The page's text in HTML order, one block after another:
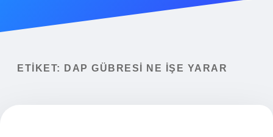
Yasal Uyarı
ETIKET: DAP GÜBRESI NE IŞE YARAR